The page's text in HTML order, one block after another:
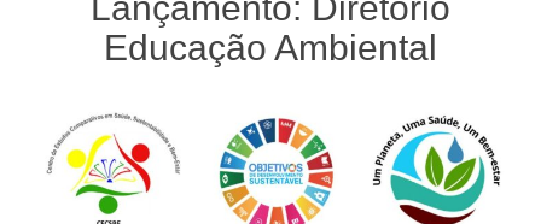
Educação Ambiental